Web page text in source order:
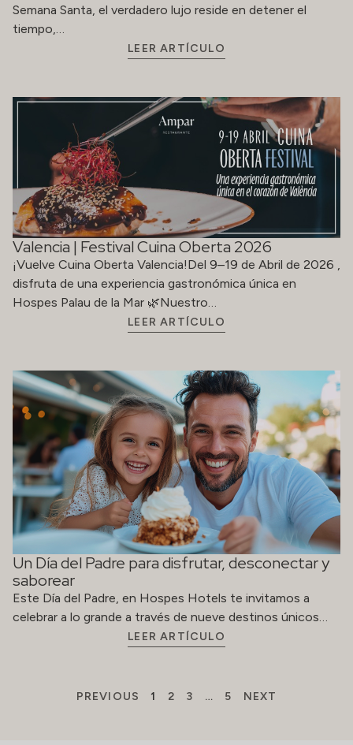
Semana Santa, el verdadero lujo reside en detener el
tiempo,…
LEER ARTÍCULO
Valencia | Festival Cuina Oberta 2026
¡Vuelve Cuina Oberta Valencia!Del 9–19 de Abril de 2026 ,
disfruta de una experiencia gastronómica única en
Hospes Palau de la Mar 🌿Nuestro…
LEER ARTÍCULO
Un Día del Padre para disfrutar, desconectar y
saborear
Este Día del Padre, en Hospes Hotels te invitamos a
celebrar a lo grande a través de nueve destinos únicos…
LEER ARTÍCULO
PREVIOUS 1 2 3 … 5 NEXT